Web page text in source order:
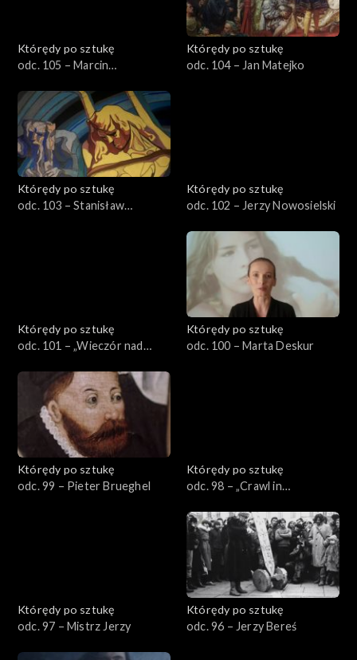
Którędy po sztukę
odc. 105 – Marcin
Którędy po sztukę
odc. 104 – Jan Matejko
Którędy po sztukę
odc. 103 – Stanisław
Którędy po sztukę
odc. 102 – Jerzy Nowosielski
Którędy po sztukę
odc. 101 – „Wieczór nad
Którędy po sztukę
odc. 100 – Marta Deskur
Którędy po sztukę
odc. 99 – Pieter Brueghel
Którędy po sztukę
odc. 98 – „Crawl in
Wilhelma Sasnala
Którędy po sztukę
odc. 97 – Mistrz Jerzy
Którędy po sztukę
odc. 96 – Jerzy Bereś